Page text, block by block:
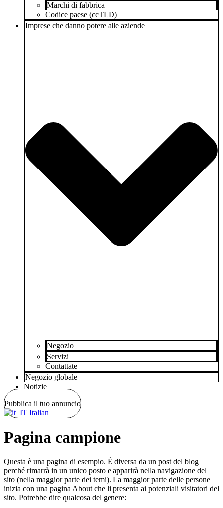
Marchi di fabbrica
Codice paese (ccTLD)
Imprese che danno potere alle aziende
Negozio
Servizi
Contattate
Negozio globale
Notizie
Pubblica il tuo annuncio
Italian
Pagina campione
Questa è una pagina di esempio. È diversa da un post del blog
perché rimarrà in un unico posto e apparirà nella navigazione del
sito (nella maggior parte dei temi). La maggior parte delle persone
inizia con una pagina About che li presenta ai potenziali visitatori del
sito. Potrebbe dire qualcosa del genere: